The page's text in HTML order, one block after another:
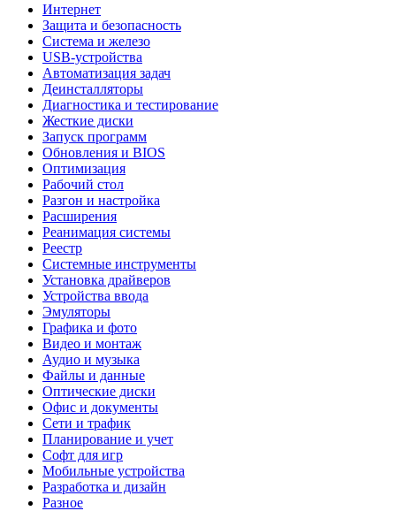
Интернет
Защита и безопасность
Система и железо
USB-устройства
Автоматизация задач
Деинсталляторы
Диагностика и тестирование
Жесткие диски
Запуск программ
Обновления и BIOS
Оптимизация
Рабочий стол
Разгон и настройка
Расширения
Реанимация системы
Реестр
Системные инструменты
Установка драйверов
Устройства ввода
Эмуляторы
Графика и фото
Видео и монтаж
Аудио и музыка
Файлы и данные
Оптические диски
Офис и документы
Сети и трафик
Планирование и учет
Софт для игр
Мобильные устройства
Разработка и дизайн
Разное